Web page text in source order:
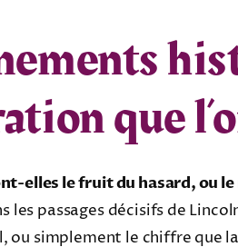
que
elles le fruit du hasard, ou
les passages décisifs de
ou simplement le chiffre que